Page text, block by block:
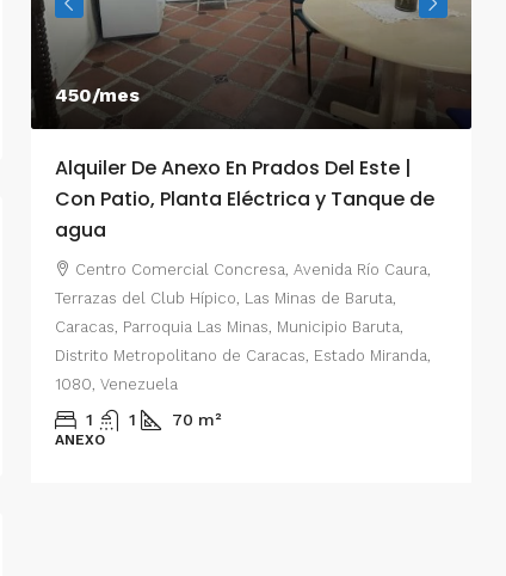
450/mes
Alquiler De Anexo En Prados Del Este |
Con Patio, Planta Eléctrica y Tanque de
agua
Centro Comercial Concresa, Avenida Río Caura,
Terrazas del Club Hípico, Las Minas de Baruta,
Caracas, Parroquia Las Minas, Municipio Baruta,
Distrito Metropolitano de Caracas, Estado Miranda,
1080, Venezuela
1 1 70 m²
ANEXO